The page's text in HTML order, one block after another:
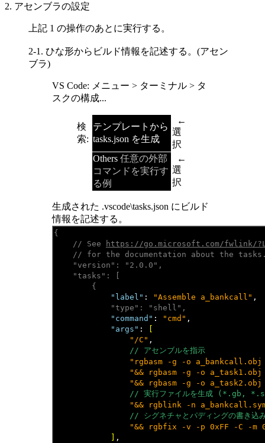
2. アセンブラの設定
上記 1 の操作のあとに実行する。
2-1. ひな形からビルド情報を記述する。(アセン
ブラ)
VS Code: メニュー > ターミナル > タ
スクの構成...
検
索:
テンプレートから
tasks.json を生成
←
選
択
Others 任意の外部
コマンドを実行す
る例
←
選
択
生成された .vscode\tasks.json にビルド
情報を記述する。
{
// See
https://go.microsoft.com/fwlink/
// for the documentation about the
"version": "2.0.0",
"tasks": [
{
"label" : "Assemble a_bankcall" ,
"type": "shell",
"command" : "cmd" ,
"args" :
"/C" ,
// アセンブルを指示
"rgbasm -g -o a_bankcall.obj
"&& rgbasm -g -o a_task1.obj
"&& rgbasm -g -o a_task2.obj
// 実行ファイルを生成 (*.gb,
"&& rgblink -n
// シグネチャとパディングの書き込
"&& rgbfix -v -p 0xFF -C -m
,